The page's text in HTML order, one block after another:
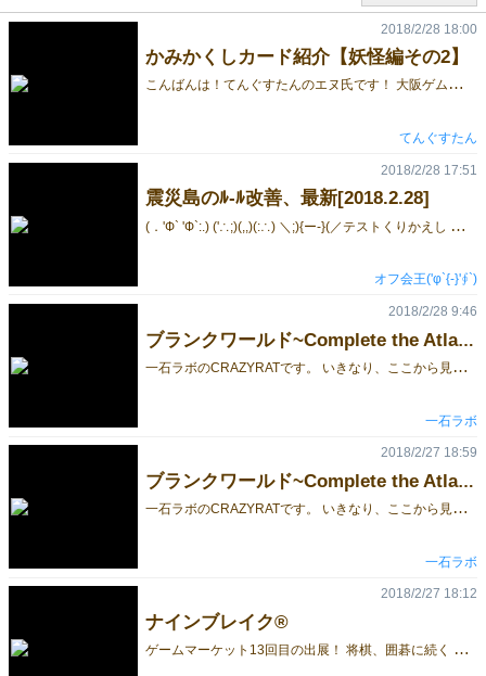
かみかくしカード紹介【妖怪編その2】
こ
んばんは！てんぐすたんのエヌ氏です！ 大阪ゲムマの新作『かみかくし』のカード紹介の時間がやってまいりました！ 今回は前回紹介できなかった妖怪カード６枚をご紹介します！ 前回の紹介はここから見ることができますので、こちらもあわせてご覧ください！ まずは化かすのが得意な狐の妖怪「化け狐」の紹介です！ このカードは、余りの伏せてあった妖怪カードを１枚引き、そのカードの効果を発動できるというものです！ 引くまで効果は分からないので、行動値の大きな妖怪を引ければ不意打ちや逆転の可能背もありますが、逆のパターンもありえます。 相手を化かすか、はたまた貴方が化かされるか。運試しが好きな貴方にオススメの１枚です。 次は難破船を沈めるという海上の怨霊「船幽霊」の紹介です！ このカードは点数札である村人カードを２枚引くというシンプルな効果ではありますが、 行動値の関係で行動不能にする妖怪の影響を受けにくいという利点もあります。 幽霊の如く、混乱に乗じてちゃっかり相手にリードをつけちゃいましょう！ 次は山に棲み、空を飛び、風を起こす大妖怪「天狗」の紹介です！ 人が行方不明になることが別名『天狗隠し』と呼ばれていた程、人攫いの話が多い妖怪ですが、その性質はこのゲームでも健在です。 村人カードを２枚奪える効果は文面以上に強く、一気に１位との差を縮めることができます！ 相手の隙を見つけて、村人を『天狗隠し』してしまいましょう！ 次は能の演目になる程の蜘蛛の大妖怪「土蜘蛛」の紹介です！ このカードは、行動値が２桁の妖怪を行動不能にしつつ２枚村人を奪う事ができます！ 後述する２桁の妖怪「鬼」「だいだらぼっち」は１枚で試合を左右するほどの効果を持っていますが、それに対抗できる最強の１枚です。 また２桁の妖怪が複数出ていた場合は出したプレイヤー全員から奪えるので、出たカードによっては大逆転も夢ではありません！ 逆転を狙う相手を篭絡し、自分の勝利を引き寄せましょう！ 次は妖怪の代名詞的な存在である「鬼」の紹介です！ このカードは「船幽霊」と「天狗」の効果を１枚で使えるという豪快な効果を持ってます！ 相手へのけん制から一発逆転まで何でも出来る、まさに『鬼札』の名ににふさわしいカードになってます。 ただし行動値が大きい故に、土蜘蛛や雪女の妨害効果も受けやすいのが難点です。 相手の行動を読んだ上でこのカードを使用し、勝利を掴みましょう！ 最後に巨人の妖怪「だいだらぼっち」をご紹介します！ このカードは、村人カードを何と６枚も引くことが出来ちゃう規格外なカードです！ １度通ればゲームが決まってしまう程の力を持っていますが、鬼と同じく大きな行動値のせいで雪女や土蜘蛛の対象になりやすいデメリットもあります。 また村人カードは後半になると数が減る可能性が高いため、出すタイミングが非常に難しいカードです。 効果や見た目とは裏腹に繊細なプレイが求められる１枚、貴方は使いこなすことが出来るでしょうか？ 今回の紹介はここまで！次回の更新は今週日曜日の予定です！ 次の更新では村人カードについて紹介します！お楽しみに！ また詳しいルールや妖怪の大きいイラストは紹介HPから見ることが出来ますので 興味のある方はぜひご覧ください↓ かみかくしHP
2018/2/28 18:00
てんぐすたん
震災島のﾙ-ﾙ改善、最新[2018.2.28]
(
．'Ф` 'Ф`:.) ('∴;)(,,)(:∴) ＼;){ー-}(／テストくりかえし アドバイス参考しながらよりルール改善 おもな変更点 初期セットの時 立方体積みで島を形成 ↓ 自分の駒を1人1個ずつ置く ↓ 中立駒を1人1個ずつ置く ↓ 最下段の立方体を1人1個ずつ除去 ↓ その次の人からスタート もしそれが最初に 自分の駒置いた人ならば有利すぎるので その次の人からスタート 立方体移動フェイズでの 落石攻撃は基本は無しに [バリアントルールにした] 火事場の馬鹿力チップで割込む時、 今までは 割込んだ人が、手番終えたら 割込まれた人に戻り時計回り進行し、 そして割込んだ者の本来の手番来た時は 飛ばされるよーにしてたが[順番入れ替わっただけで手番増えた訳では無い] これだと割込み複数あるとややこしので 割込み手番終えたら また割込まれた人からの時計回りにして、素直にまた番が来ることにした [実質,割込むと手番が増える事に] 詳しくはここを見たってね！ http://gamemarket.jp/game/%e9%9c%87%e7%81%bd%e5%b3%b6%e3%80%80%ef%be%99-%ef%be%99%e5%a4%a7%e5%85%a8%e3%80%802-28%e6%9b%b4%e6%96%b0/
2018/2/28 17:51
オフ会王('φ`{-}'∮`)
ブランクワールド~Complete the Atlas~ができるまで 【あとがき】
一
石ラボのCRAZYRATです。 いきなり、ここから見てしまった方は、続きものとなっておりますので、ぜひ1からご覧ください。 これまで、１０回に渡って駄文を綴ってまいりましたが、苦労したことを聞いてほしかった、というわけではありません。 私のように、絵も描けない、目新しいメカニクスを考えられるわけでもない、デザインセンスがあるわけでもない、一緒に頑張ってくれる仲間がいるわけでもない人間でも、ここまで出来たんだから、ボードゲームを作りたい、という気持ちを持っている方には、ぜひともがんばって、一歩踏み出してもらいたい、という事が伝えたかったんです。 とにかく、粗削りでもいいから試作版を作ってみる、遊んでもらってみる、それだけでも、とっても楽しいです。 そして、面白かった、と言って貰えたときの喜びはひとしおです。 さらに、完成した時の感動は、作った者にしか味わえません。 きっと、完売した時は、もっと嬉しいのだと思います。 ぜひ、未知の海に、船を漕ぎ出してください！ 一緒に、同人ボードゲーム界の地図を、埋めていきましょう！
2018/2/28 9:46
一石ラボ
ブランクワールド~Complete the Atlas~ができるまで 10
一
石ラボのCRAZYRATです。 いきなり、ここから見てしまった方は、続きものとなっておりますので、ぜひ1からご覧ください。 さて、最後に立ちはだかったのは、原価の壁でした。 印刷代、コンポーネント代を計算して、何とか3000円までに抑えたい、そう考えていたのですが、最初の見積もりでは、ちょっと難しそうな感じでした。 しかし、いくつもの印刷屋さんに見積もりを依頼した結果、厚紙印刷のコムスさん（コンポーネント印刷）、パックス・エムさん（箱印刷）に出会うことができ、ギリギリ3000円で頒布できるところまで、何とか持っていけました。 少なくとも、価格の割に内容物が少ない、という印象はないはずです。 ただし、見込みほど売れなかったら、赤字になっちゃうんですけどね… A3版ボード四つ折りで、箱はA5サイズ、これだけのものが入っています。 ここまで出来て、かなり満足しています。 でも、ボードゲームは遊んでいただいて、面白いと感じていただいてなんぼ。 ここからが、本当の勝負です。 まだまだ、がんばります。よろしくお願いします。
2018/2/27 18:59
一石ラボ
ナインブレイク®
ゲ
ームマーケット13回目の出展！ 将棋、囲碁に続く 日本の伝統的なゲームをルーツとした 21世紀のマインドスポーツ！ 全世界で通用する、数字のコマを使った 簡単なルールのユニバーサル・スマートゲーム！ ナインブレイク® New ナインブレイク® 8×8 が、いよいよ発売！ ゲームマーケット2018大阪 から一般発売開始！ 今回も、目印は、 インテックス大阪 でお待ちしております！
2018/2/27 18:12